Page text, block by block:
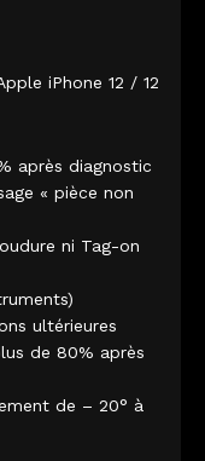
iPhone 12 / 12
après diagnostic
« pièce non
ni Tag-on
ultérieures
de 80% après
de – 20° à